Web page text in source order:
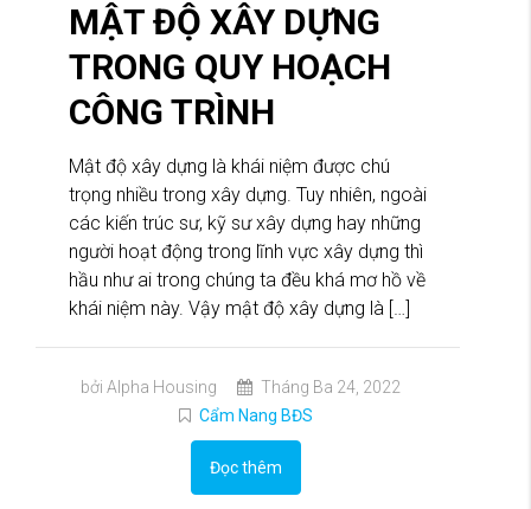
MẬT ĐỘ XÂY DỰNG
TRONG QUY HOẠCH
CÔNG TRÌNH
Mật độ xây dựng là khái niệm được chú
trọng nhiều trong xây dựng. Tuy nhiên, ngoài
các kiến trúc sư, kỹ sư xây dựng hay những
người hoạt động trong lĩnh vực xây dựng thì
hầu như ai trong chúng ta đều khá mơ hồ về
khái niệm này. Vậy mật độ xây dựng là […]
bởi Alpha Housing
Tháng Ba 24, 2022
Cẩm Nang BĐS
Đọc thêm